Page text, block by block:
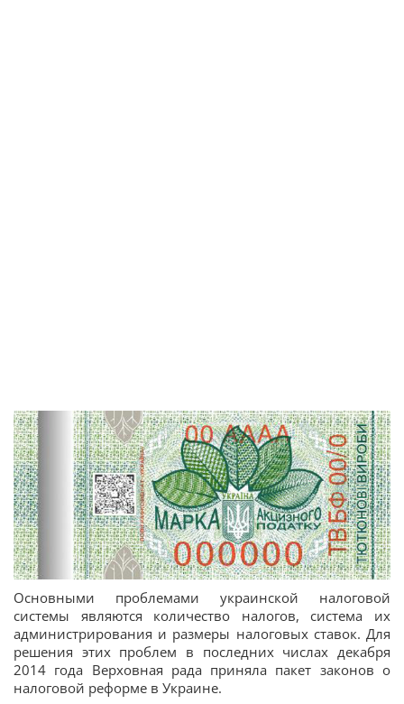
Основными проблемами украинской налоговой
системы являются количество налогов, система их
администрирования и размеры налоговых ставок. Для
решения этих проблем в последних числах декабря
2014 года Верховная рада приняла пакет законов о
налоговой реформе в Украине.